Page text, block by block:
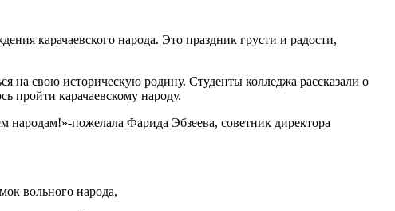
карачаевского народа. Это праздник грусти и радости,
на свою историческую родину. Студенты колледжа рассказали о
пройти карачаевскому народу.
пожелала Фарида Эбзеева, советник директора
вольного народа,